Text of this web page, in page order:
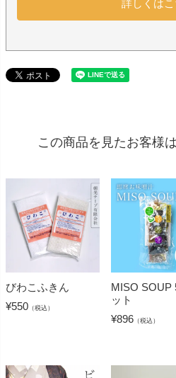
詳しくはこ
この商品を見たお客様
びわこふきん
¥550 （税込）
MISO SOUP
ット
¥896 （税込）